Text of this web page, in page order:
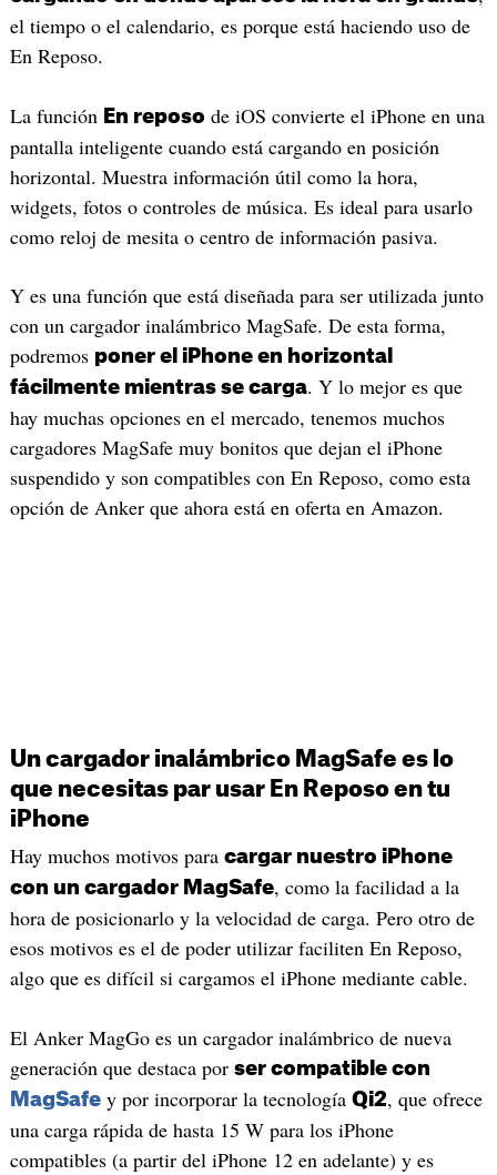
el tiempo o el calendario, es porque está haciendo uso de
En Reposo.
La función En reposo de iOS convierte el iPhone en una
pantalla inteligente cuando está cargando en posición
horizontal. Muestra información útil como la hora,
widgets, fotos o controles de música. Es ideal para usarlo
como reloj de mesita o centro de información pasiva.
Y es una función que está diseñada para ser utilizada junto
con un cargador inalámbrico MagSafe. De esta forma,
podremos poner el iPhone en horizontal
fácilmente mientras se carga. Y lo mejor es que
hay muchas opciones en el mercado, tenemos muchos
cargadores MagSafe muy bonitos que dejan el iPhone
suspendido y son compatibles con En Reposo, como esta
opción de Anker que ahora está en oferta en Amazon.
Un cargador inalámbrico MagSafe es lo
que necesitas par usar En Reposo en tu
iPhone
Hay muchos motivos para cargar nuestro iPhone
con un cargador MagSafe, como la facilidad a la
hora de posicionarlo y la velocidad de carga. Pero otro de
esos motivos es el de poder utilizar faciliten En Reposo,
algo que es difícil si cargamos el iPhone mediante cable.
El Anker MagGo es un cargador inalámbrico de nueva
generación que destaca por ser compatible con
MagSafey por incorporar la tecnología Qi2, que ofrece
una carga rápida de hasta 15 W para los iPhone
compatibles (a partir del iPhone 12 en adelante) y es